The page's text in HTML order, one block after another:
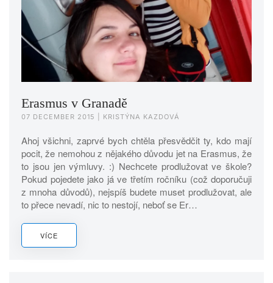
Erasmus v Granadě
07 DECEMBER 2015 | KRISTÝNA KAZDOVÁ
Ahoj všichni, zaprvé bych chtěla přesvědčit ty, kdo mají
pocit, že nemohou z nějakého důvodu jet na Erasmus, že
to jsou jen výmluvy. :) Nechcete prodlužovat ve škole?
Pokud pojedete jako já ve třetím ročníku (což doporučuji
z mnoha důvodů), nejspíš budete muset prodlužovat, ale
to přece nevadí, nic to nestojí, neboť se Er…
VÍCE